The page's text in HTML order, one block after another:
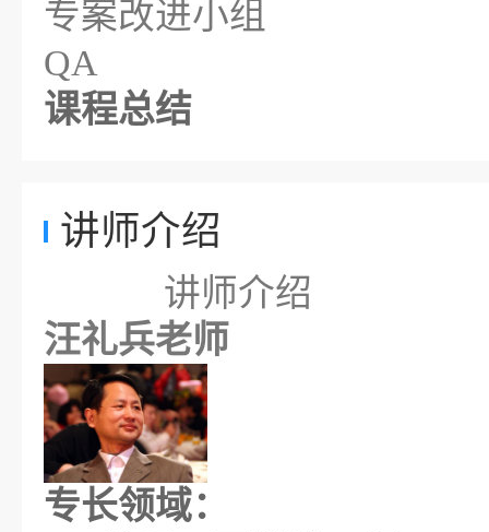
专案改进小组
QA
课程总结
讲师介绍
讲师介绍
汪礼兵老师
专长领域：